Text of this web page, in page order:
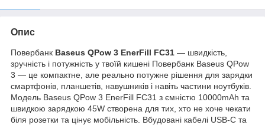
Опис
Повербанк Baseus QPow 3 EnerFill FC31 — швидкість,
зручність і потужність у твоїй кишені Повербанк Baseus QPow
3 — це компактне, але реально потужне рішення для зарядки
смартфонів, планшетів, навушників і навіть частини ноутбуків.
Модель Baseus QPow 3 EnerFill FC31 з ємністю 10000mAh та
швидкою зарядкою 45W створена для тих, хто не хоче чекати
біля розетки та цінує мобільність. Вбудовані кабелі USB-C та